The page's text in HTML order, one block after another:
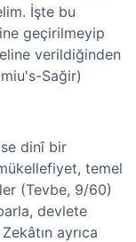
İşte bu
geçirilmeyip
verildiğinden
Sağir)
dinî bir
temel
(Tevbe, 9/60)
devlete
ayrıca